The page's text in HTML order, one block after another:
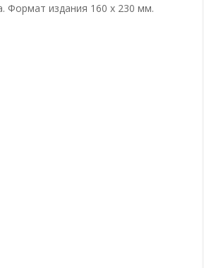
Формат издания 160 х 230 мм.